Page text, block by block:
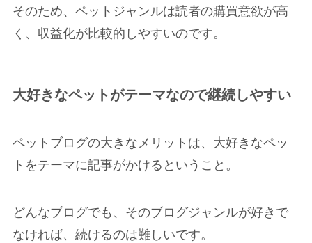
そのため、ペットジャンルは読者の購買意欲が高
く、収益化が比較的しやすいのです。
大好きなペットがテーマなので継続しやすい
ペットブログの大きなメリットは、大好きなペッ
トをテーマに記事がかけるということ。
どんなブログでも、そのブログジャンルが好きで
なければ、続けるのは難しいです。